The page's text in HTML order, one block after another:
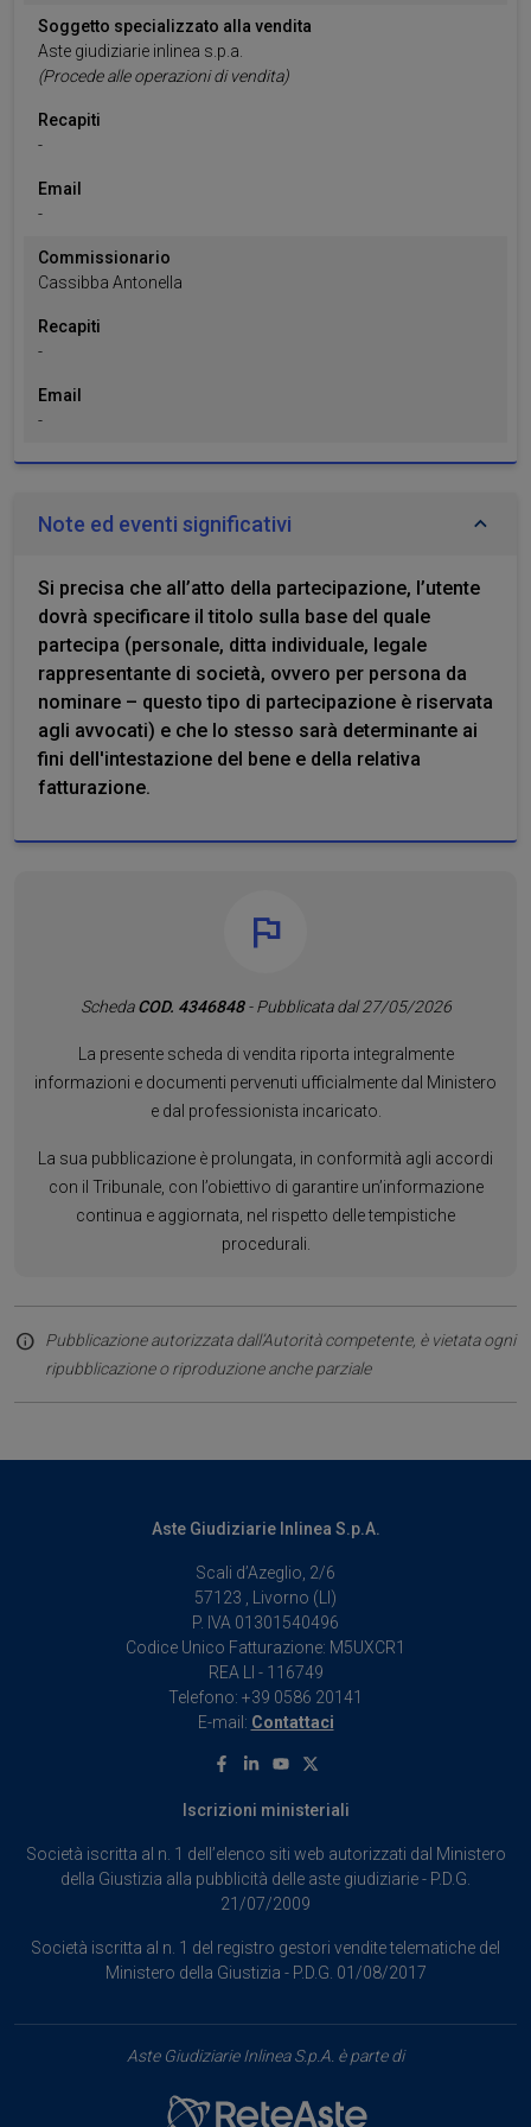
nostri partner che si occupano di analisi dei dati web,
pubblicità e social media, i quali potrebbero combinarle
con altre informazioni che ha fornito loro o che hanno
Soggetto specializzato alla vendita
Aste giudiziarie inlinea s.p.a.
(Procede alle operazioni di vendita)
Recapiti
-
Email
-
Commissionario
Cassibba Antonella
Recapiti
-
Email
-
Note ed eventi significativi
Si precisa che all’atto della partecipazione, l’utente
dovrà specificare il titolo sulla base del quale
partecipa (personale, ditta individuale, legale
rappresentante di società, ovvero per persona da
nominare – questo tipo di partecipazione è riservata
agli avvocati) e che lo stesso sarà determinante ai
fini dell'intestazione del bene e della relativa
fatturazione.
SchedaCOD. 4346848- Pubblicata dal 27/05/2026
La presente scheda di vendita riporta integralmente
informazioni e documenti pervenuti ufficialmente dal Ministero
e dal professionista incaricato.
La sua pubblicazione è prolungata, in conformità agli accordi
con il Tribunale, con l’obiettivo di garantire un’informazione
continua e aggiornata, nel rispetto delle tempistiche
procedurali.
Pubblicazione autorizzata dall’Autorità competente, è vietata ogni
ripubblicazione o riproduzione anche parziale
Aste Giudiziarie Inlinea S.p.A.
Scali d’Azeglio, 2/6
57123 , Livorno (LI)
P. IVA 01301540496
Codice Unico Fatturazione: M5UXCR1
REA LI - 116749
Telefono: +39 0586 20141
E-mail: Contattaci
Facebook
LinkedinYoutube
X
Iscrizioni ministeriali
Società iscritta al n. 1 dell’elenco siti web autorizzati dal Ministero
della Giustizia alla pubblicità delle aste giudiziarie - P.D.G.
21/07/2009
Società iscritta al n. 1 del registro gestori vendite telematiche del
Ministero della Giustizia - P.D.G. 01/08/2017
Aste Giudiziarie Inlinea S.p.A. è parte di